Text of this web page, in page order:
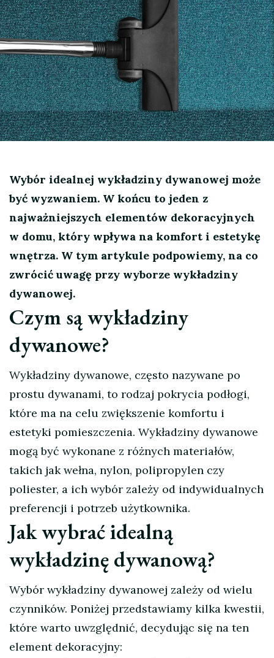
Wybór idealnej wykładziny dywanowej może
być wyzwaniem. W końcu to jeden z
najważniejszych elementów dekoracyjnych
w domu, który wpływa na komfort i estetykę
wnętrza. W tym artykule podpowiemy, na co
zwrócić uwagę przy wyborze wykładziny
dywanowej.
Czym są wykładziny
dywanowe?
Wykładziny dywanowe, często nazywane po
prostu dywanami, to rodzaj pokrycia podłogi,
które ma na celu zwiększenie komfortu i
estetyki pomieszczenia. Wykładziny dywanowe
mogą być wykonane z różnych materiałów,
takich jak wełna, nylon, polipropylen czy
poliester, a ich wybór zależy od indywidualnych
preferencji i potrzeb użytkownika.
Jak wybrać idealną
wykładzinę dywanową?
Wybór wykładziny dywanowej zależy od wielu
czynników. Poniżej przedstawiamy kilka kwestii,
które warto uwzględnić, decydując się na ten
element dekoracyjny: